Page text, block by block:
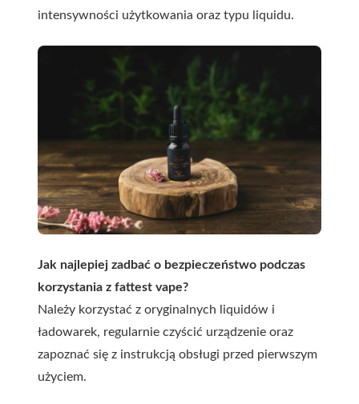
intensywności użytkowania oraz typu liquidu.
Jak najlepiej zadbać o bezpieczeństwo podczas
korzystania z fattest vape?
Należy korzystać z oryginalnych liquidów i
ładowarek, regularnie czyścić urządzenie oraz
zapoznać się z instrukcją obsługi przed pierwszym
użyciem.